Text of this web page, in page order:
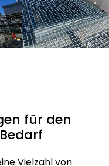
für den
Vielzahl von